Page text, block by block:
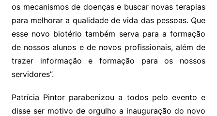
os mecanismos de doenças e buscar novas terapias
para melhorar a qualidade de vida das pessoas. Que
esse novo biotério também serva para a formação
de nossos alunos e de novos profissionais, além de
trazer informação e formação para os nossos
servidores”.
Patrícia Pintor parabenizou a todos pelo evento e
disse ser motivo de orgulho a inauguração do novo